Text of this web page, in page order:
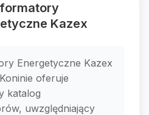
Kazex
Energetyczne Kazex
oferuje
katalog
uwzględniający